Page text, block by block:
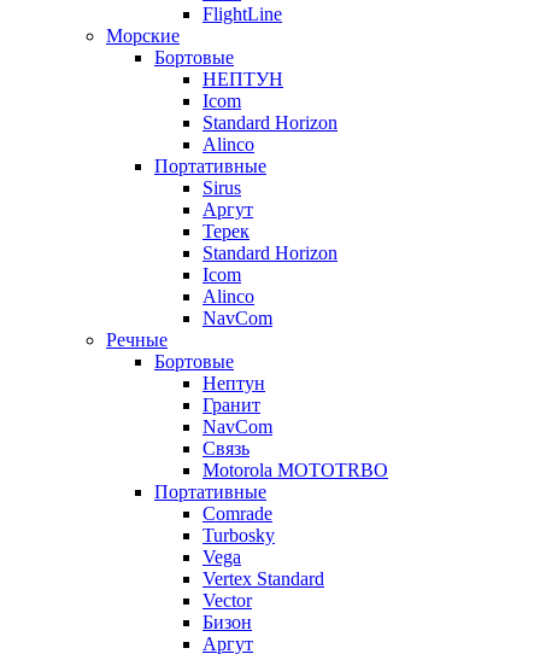
FlightLine
Морские
Бортовые
НЕПТУН
Icom
Standard Horizon
Alinco
Портативные
Sirus
Аргут
Терек
Standard Horizon
Icom
Alinco
NavCom
Речные
Бортовые
Нептун
Гранит
NavCom
Связь
Motorola MOTOTRBO
Портативные
Comrade
Turbosky
Vega
Vertex Standard
Vector
Бизон
Аргут